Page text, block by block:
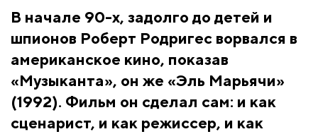
В начале 90-х, задолго до детей и
шпионов Роберт Родригес ворвался в
американское кино, показав
«Музыканта», он же «Эль Марьячи»
(1992). Фильм он сделал сам: и как
сценарист, и как режиссер, и как